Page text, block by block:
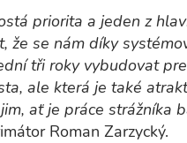
priorita a jeden z
že se nám díky
tři roky vybudovat
ale která je také
ať je práce strážníka
Roman Zarzycký.